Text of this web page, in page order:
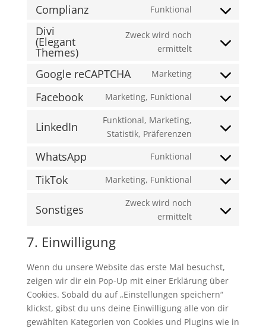
google-
Complianz Funktional
Consent
service
Divi
(Elegant
Themes)
Zweck wird noch
ermittelt
Consent
service
(elegant-
Google reCAPTCHA Marketing
Consent
recaptcha
Facebook Marketing, Funktional
Consent
service
LinkedIn
Funktional, Marketing,
Statistik, Präferenzen
Consent
service
WhatsApp Funktional
Consent
TikTok Marketing, Funktional
Consent
service
Sonstiges
Zweck wird noch
ermittelt
Consent
7. Einwilligung
Wenn du unsere Website das erste Mal besuchst,
zeigen wir dir ein Pop-Up mit einer Erklärung über
Cookies. Sobald du auf „Einstellungen speichern“
klickst, gibst du uns deine Einwilligung alle von dir
gewählten Kategorien von Cookies und Plugins wie in